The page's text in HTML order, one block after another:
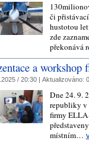
či
hustotou
zde
a
/ 20:30 | Aktualizováno:
Dne 24. 9.
republiky v
firmy
místním…